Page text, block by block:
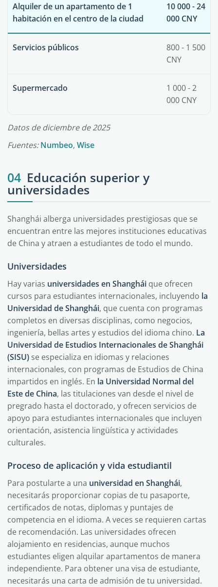
Alquiler de un apartamento de 1
habitación en el centro de la ciudad
10 000 - 24
000 CNY
Servicios públicos
800 - 1 500
CNY
Supermercado
1 000 - 2
000 CNY
Datos de diciembre de 2025
Fuentes: Numbeo, Wise
04 Educación superior y
universidades
Shanghái alberga universidades prestigiosas que se
encuentran entre las mejores instituciones educativas
de China y atraen a estudiantes de todo el mundo.
Universidades
Hay varias universidades en Shanghái que ofrecen
cursos para estudiantes internacionales, incluyendo la
Universidad de Shanghái, que cuenta con programas
completos en diversas disciplinas, como negocios,
ingeniería, bellas artes y estudios del idioma chino. La
Universidad de Estudios Internacionales de Shanghái
(SISU) se especializa en idiomas y relaciones
internacionales, con programas de Estudios de China
impartidos en inglés. En la Universidad Normal del
Este de China, las titulaciones van desde el nivel de
pregrado hasta el doctorado, y ofrecen servicios de
apoyo para estudiantes internacionales que incluyen
orientación, asistencia lingüística y actividades
culturales.
Proceso de aplicación y vida estudiantil
Para postularte a una universidad en Shanghái,
necesitarás proporcionar copias de tu pasaporte,
certificados de notas, diplomas y puntajes de
competencia en el idioma. A veces se requieren cartas
de recomendación. Las universidades ofrecen
alojamiento en residencias, aunque muchos
estudiantes eligen alquilar apartamentos de manera
independiente. Para obtener una visa de estudiante,
necesitarás una carta de admisión de tu universidad.